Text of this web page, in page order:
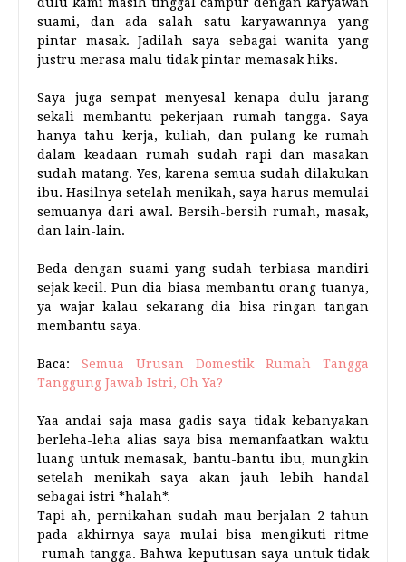
suami, dan ada salah satu karyawannya yang
pintar masak. Jadilah saya sebagai wanita yang
justru merasa malu tidak pintar memasak hiks.
Saya juga sempat menyesal kenapa dulu jarang
sekali membantu pekerjaan rumah tangga. Saya
hanya tahu kerja, kuliah, dan pulang ke rumah
dalam keadaan rumah sudah rapi dan masakan
sudah matang. Yes, karena semua sudah dilakukan
ibu. Hasilnya setelah menikah, saya harus memulai
semuanya dari awal. Bersih-bersih rumah, masak,
dan lain-lain.
Beda dengan suami yang sudah terbiasa mandiri
sejak kecil. Pun dia biasa membantu orang tuanya,
ya wajar kalau sekarang dia bisa ringan tangan
membantu saya.
Baca: Semua Urusan Domestik Rumah Tangga
Tanggung Jawab Istri, Oh Ya?
Yaa andai saja masa gadis saya tidak kebanyakan
berleha-leha alias saya bisa memanfaatkan waktu
luang untuk memasak, bantu-bantu ibu, mungkin
setelah menikah saya akan jauh lebih handal
sebagai istri *halah*.
Tapi ah, pernikahan sudah mau berjalan 2 tahun
pada akhirnya saya mulai bisa mengikuti ritme
rumah tangga. Bahwa keputusan saya untuk tidak